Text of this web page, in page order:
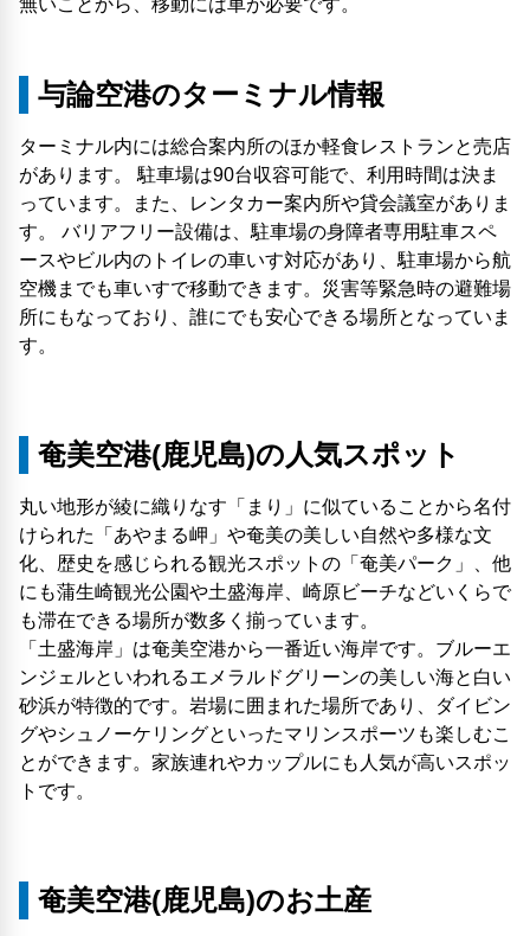
無いことから、移動には車が必要です。
与論空港のターミナル情報
ターミナル内には総合案内所のほか軽食レストランと売店
があります。 駐車場は90台収容可能で、利用時間は決ま
っています。また、レンタカー案内所や貸会議室がありま
す。 バリアフリー設備は、駐車場の身障者専用駐車スペ
ースやビル内のトイレの車いす対応があり、駐車場から航
空機までも車いすで移動できます。災害等緊急時の避難場
所にもなっており、誰にでも安心できる場所となっていま
す。
奄美空港(鹿児島)の人気スポット
丸い地形が綾に織りなす「まり」に似ていることから名付
けられた「あやまる岬」や奄美の美しい自然や多様な文
化、歴史を感じられる観光スポットの「奄美パーク」、他
にも蒲生崎観光公園や土盛海岸、崎原ビーチなどいくらで
も滞在できる場所が数多く揃っています。
「土盛海岸」は奄美空港から一番近い海岸です。ブルーエ
ンジェルといわれるエメラルドグリーンの美しい海と白い
砂浜が特徴的です。岩場に囲まれた場所であり、ダイビン
グやシュノーケリングといったマリンスポーツも楽しむこ
とができます。家族連れやカップルにも人気が高いスポッ
トです。
奄美空港(鹿児島)のお土産